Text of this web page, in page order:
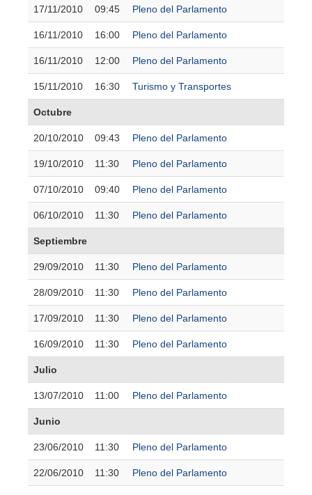
17/11/2010 09:45 Pleno del Parlamento
16/11/2010 16:00 Pleno del Parlamento
16/11/2010 12:00 Pleno del Parlamento
15/11/2010 16:30 Turismo y Transportes
Octubre
20/10/2010 09:43 Pleno del Parlamento
19/10/2010 11:30 Pleno del Parlamento
07/10/2010 09:40 Pleno del Parlamento
06/10/2010 11:30 Pleno del Parlamento
Septiembre
29/09/2010 11:30 Pleno del Parlamento
28/09/2010 11:30 Pleno del Parlamento
17/09/2010 11:30 Pleno del Parlamento
16/09/2010 11:30 Pleno del Parlamento
Julio
13/07/2010 11:00 Pleno del Parlamento
Junio
23/06/2010 11:30 Pleno del Parlamento
22/06/2010 11:30 Pleno del Parlamento